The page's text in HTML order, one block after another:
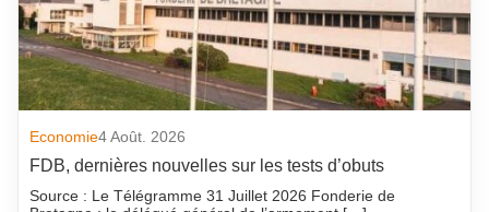
Economie4 Août. 2026
FDB, dernières nouvelles sur les tests d’obuts
Source : Le Télégramme 31 Juillet 2026 Fonderie de